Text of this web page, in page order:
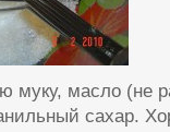
муку, масло (не
сахар.